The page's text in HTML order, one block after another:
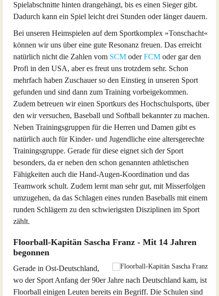
Spielabschnitte hinten drangehängt, bis es einen Sieger gibt.
Dadurch kann ein Spiel leicht drei Stunden oder länger dauern.
Bei unseren Heimspielen auf dem Sportkomplex »Tonschacht«
können wir uns über eine gute Resonanz freuen. Das erreicht
natürlich nicht die Zahlen vom SCM oderFCM oder gar den
Profi in den USA, aber es freut uns trotzdem sehr. Schon
mehrfach haben Zuschauer so den Einstieg in unseren Sport
gefunden und sind dann zum Training vorbeigekommen.
Zudem betreuen wir einen Sportkurs des Hochschulsports, über
den wir versuchen, Baseball und Softball bekannter zu machen.
Neben Trainingsgruppen für die Herren und Damen gibt es
natürlich auch für Kinder- und Jugendliche eine altersgerechte
Trainingsgruppe. Gerade für diese eignet sich der Sport
besonders, da er neben den schon genannten athletischen
Fähigkeiten auch die Hand-Augen-Koordination und das
Teamwork schult. Zudem lernt man sehr gut, mit Misserfolgen
umzugehen, da das Schlagen eines runden Baseballs mit einem
runden Schlägern zu den schwierigsten Disziplinen im Sport
zählt.
Floorball-Kapitän Sascha Franz - Mit 14 Jahren
begonnen
Gerade in Ost-Deutschland,
wo der Sport Anfang der 90er Jahre nach Deutschland kam, ist
Floorball einigen Leuten bereits ein Begriff. Die Schulen sind